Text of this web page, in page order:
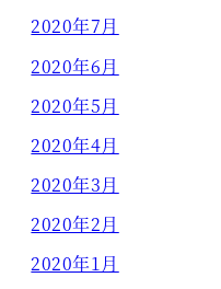
2020年7月
2020年6月
2020年5月
2020年4月
2020年3月
2020年2月
2020年1月